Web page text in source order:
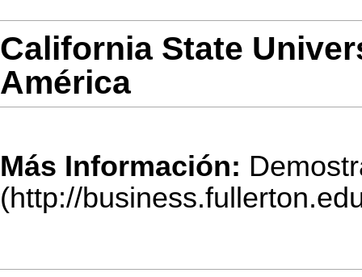
California State
América
Más Información: